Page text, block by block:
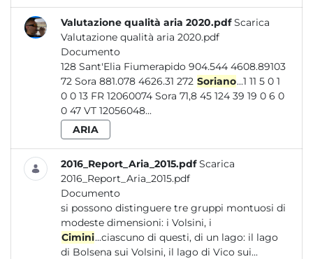
Valutazione qualità aria 2020.pdf Scarica
Valutazione qualità aria 2020.pdf
Documento
128 Sant'Elia Fiumerapido 904.544 4608.89103
72 Sora 881.078 4626.31 272 Soriano...1 11 5 0 1
0 0 13 FR 12060074 Sora 71,8 45 124 39 19 0 6 0
0 47 VT 12056048...
ARIA
2016_Report_Aria_2015.pdf Scarica
2016_Report_Aria_2015.pdf
Documento
si possono distinguere tre gruppi montuosi di
modeste dimensioni: i Volsini, i
Cimini...ciascuno di questi, di un lago: il lago
di Bolsena sui Volsini, il lago di Vico sui...